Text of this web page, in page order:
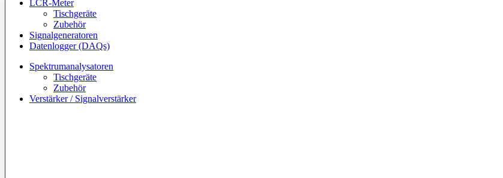
LCR-Meter
Tischgeräte
Zubehör
Signalgeneratoren
Datenlogger (DAQs)
Spektrumanalysatoren
Tischgeräte
Zubehör
Verstärker / Signalverstärker